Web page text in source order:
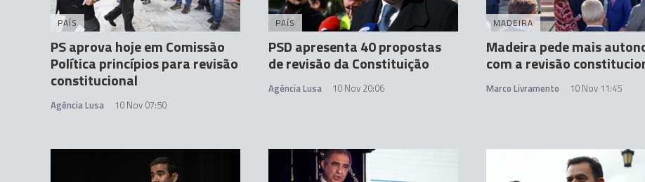
PAÍS
PS aprova hoje em Comissão
Política princípios para revisão
constitucional
Agência Lusa 10 Nov 07:50
PAÍS
PSD apresenta 40 propostas
de revisão da Constituição
Agência Lusa 10 Nov 20:06
MADEIRA
Madeira pede mais
com a revisão
Marco Livramento 10 Nov 11:45